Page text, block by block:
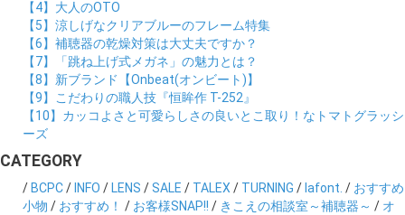
【4】大人のOTO
【5】涼しげなクリアブルーのフレーム特集
【6】補聴器の乾燥対策は大丈夫ですか？
【7】「跳ね上げ式メガネ」の魅力とは？
【8】新ブランド【Onbeat(オンビート)】
【9】こだわりの職人技『恒眸作 T-252』
【10】カッコよさと可愛らしさの良いとこ取り！なトマトグラッシ
ーズ
CATEGORY
/BCPC/INFO /LENS /SALE / TALEX / TURNING /lafont. / おすすめ
小物 / おすすめ！ / お客様SNAP!! / きこえの相談室～補聴器～ / オ